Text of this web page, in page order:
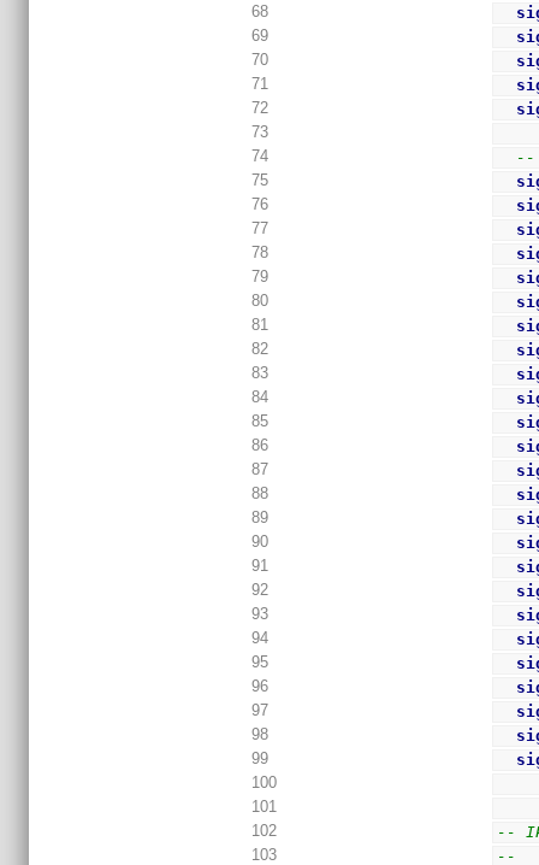
68
69
70
71
72
73
74
--
75
76
77
78
79
80
81
82
83
84
85
86
87
88
89
90
91
92
93
94
95
96
97
98
99
100
101
102
--
103
--